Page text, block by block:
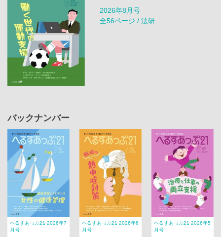
2026年8月号
全56ページ / 法研
バックナンバー
へるすあっぷ21 2026年7
月号
へるすあっぷ21 2026年6
月号
へるすあっぷ21 2026年5
月号